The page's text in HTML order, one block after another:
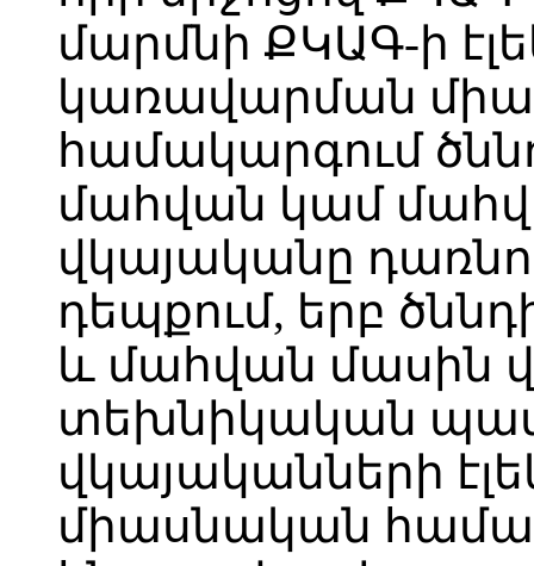
մարմնի ՔԿԱԳ-ի
կառավարման
համակարգում
մահվան կամ
վկայականը
դեպքում, երբ
և մահվան մասին
տեխնիկական
վկայականների
միասնական